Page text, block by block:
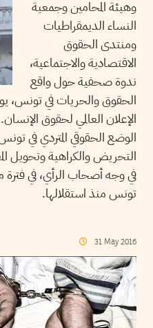
وهيئة المحامين وجمعية
النساء الديمقراطيات
ومنتدى الحقوق
الاقتصادية والاجتماعية،
ندوة صحفية حول واقع
الإعلان العالمي لحقوق
الوضع الحقوقي المتردي في
التحريض والكراهية وتحويل
في وجه أصحاب الرأي، في
تونس منذ استقلالها.
31 May 2016